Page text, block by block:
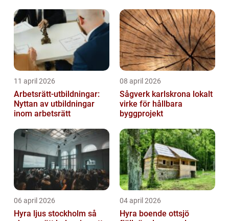
11 april 2026
Arbetsrätt-utbildningar:
Nyttan av utbildningar
inom arbetsrätt
08 april 2026
Sågverk karlskrona lokalt
virke för hållbara
byggprojekt
06 april 2026
Hyra ljus stockholm så
04 april 2026
Hyra boende ottsjö